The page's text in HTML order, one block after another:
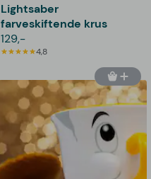
Lightsaber
farveskiftende krus
129,-
4,8